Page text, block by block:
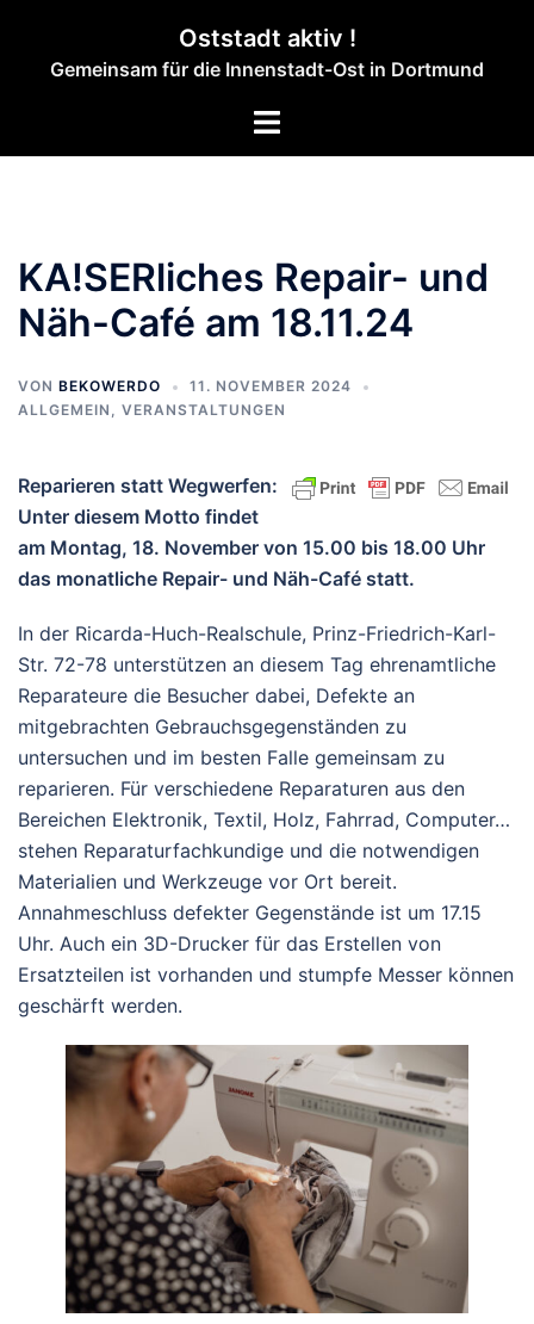
springen
Oststadt aktiv !
Gemeinsam für die Innenstadt-Ost in Dortmund
Menü
KA!SERliches Repair- und
Näh-Café am 18.11.24
VON BEKOWERDO
11. NOVEMBER 2024
ALLGEMEIN , VERANSTALTUNGEN
Reparieren statt Wegwerfen:
Unter diesem Motto findet
am Montag, 18. November von 15.00 bis 18.00 Uhr
das monatliche Repair- und Näh-Café statt.
In der Ricarda-Huch-Realschule, Prinz-Friedrich-Karl-
Str. 72-78 unterstützen an diesem Tag ehrenamtliche
Reparateure die Besucher dabei, Defekte an
mitgebrachten Gebrauchsgegenständen zu
untersuchen und im besten Falle gemeinsam zu
reparieren. Für verschiedene Reparaturen aus den
Bereichen Elektronik, Textil, Holz, Fahrrad, Computer…
stehen Reparaturfachkundige und die notwendigen
Materialien und Werkzeuge vor Ort bereit.
Annahmeschluss defekter Gegenstände ist um 17.15
Uhr. Auch ein 3D-Drucker für das Erstellen von
Ersatzteilen ist vorhanden und stumpfe Messer können
geschärft werden.